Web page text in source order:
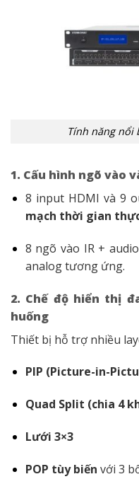
Tính năng nổi
1. Cấu hình ngõ vào
8 input HDMI và 9
mạch thời gian
8 ngõ vào IR +
analog tương ứng.
2. Chế độ hiển thị
huống
Thiết bị hỗ trợ nhiều
PIP (Picture-in-
Quad Split (chia 4
Lưới 3×3
POP tùy biến với 3